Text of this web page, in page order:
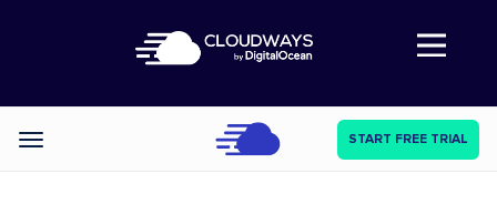
Abre a navegação
Categories START FREE TRIAL